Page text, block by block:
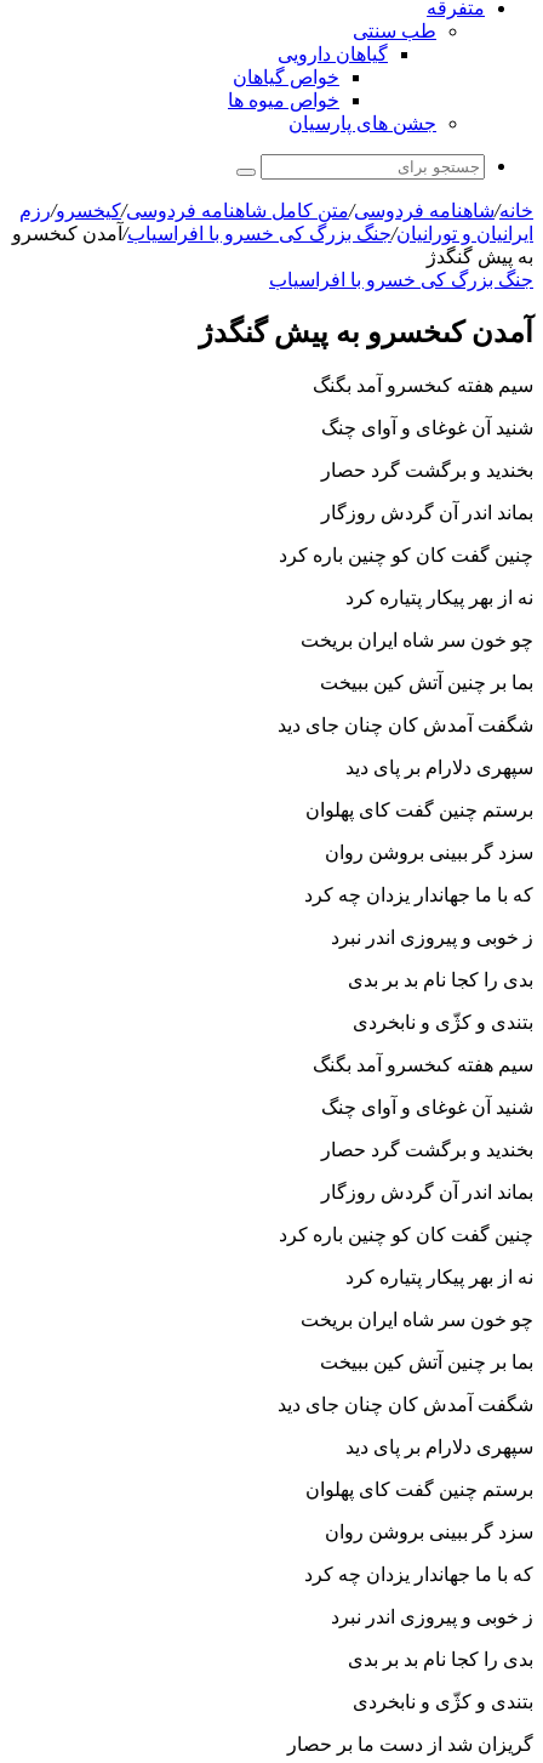
متفرقه
طب سنتی
گیاهان دارویی
خواص گیاهان
خواص میوه ها
جشن های پارسیان
جستجو
برای
خانه/شاهنامه فردوسی/متن کامل شاهنامه فردوسی/کیخسرو/رزم
ايرانيان و تورانيان/جنگ بزرگ کی خسرو با افراسیاب/ آمدن کى‏خسرو
به پیش گنگ‏دژ
جنگ بزرگ کی خسرو با افراسیاب
آمدن کى‏خسرو به پیش گنگ‏دژ
سیم هفته کى‏خسرو آمد بگنگ
شنید آن غوغاى و آواى چنگ‏
بخندید و برگشت گرد حصار
بماند اندر آن گردش روزگار
چنین گفت کان کو چنین باره کرد
نه از بهر پیکار پتیاره کرد
چو خون سر شاه ایران بریخت
بما بر چنین آتش کین ببیخت‏
شگفت آمدش کان چنان جاى دید
سپهرى دلارام بر پاى دید
برستم چنین گفت کاى پهلوان
سزد گر ببینى بروشن روان‏
که با ما جهاندار یزدان چه کرد
ز خوبى و پیروزى اندر نبرد
بدى را کجا نام بد بر بدى
بتندى و کژّى و نابخردى‏
سیم هفته کى‏خسرو آمد بگنگ
شنید آن غوغاى و آواى چنگ‏
بخندید و برگشت گرد حصار
بماند اندر آن گردش روزگار
چنین گفت کان کو چنین باره کرد
نه از بهر پیکار پتیاره کرد
چو خون سر شاه ایران بریخت
بما بر چنین آتش کین ببیخت‏
شگفت آمدش کان چنان جاى دید
سپهرى دلارام بر پاى دید
برستم چنین گفت کاى پهلوان
سزد گر ببینى بروشن روان‏
که با ما جهاندار یزدان چه کرد
ز خوبى و پیروزى اندر نبرد
بدى را کجا نام بد بر بدى
بتندى و کژّى و نابخردى‏
گریزان شد از دست ما بر حصار